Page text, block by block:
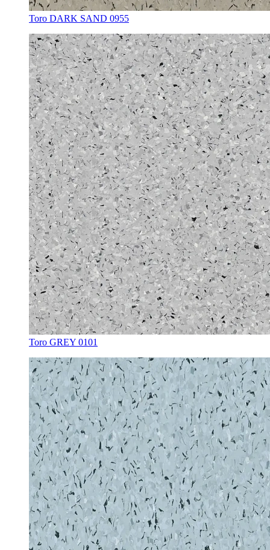
Toro DARK SAND 0955
Toro GREY 0101